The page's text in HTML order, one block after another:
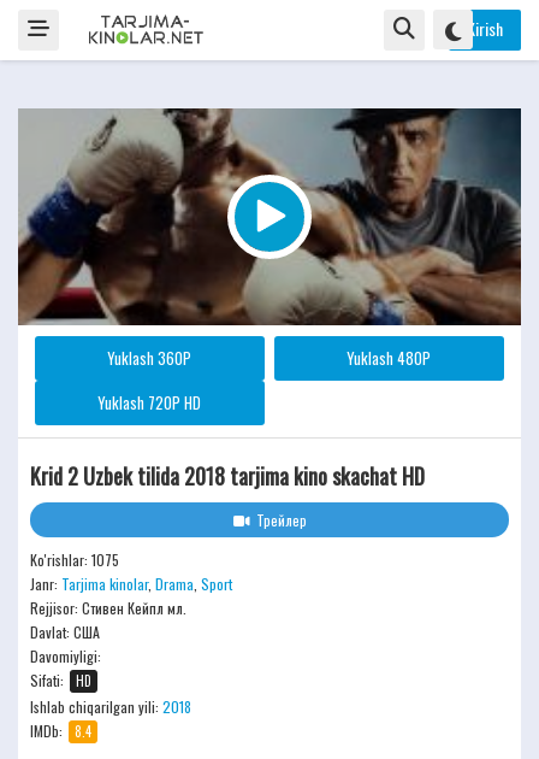
Kirish
Yuklash 360P
Yuklash 480P
Yuklash 720P HD
Krid 2 Uzbek tilida 2018 tarjima kino skachat HD
Трейлер
Ko'rishlar: 1075
Janr: Tarjima kinolar, Drama Sport
Rejjisor: Стивен Кейпл мл.
Davlat: США
Davomiyligi:
Sifati:
HD
Ishlab chiqarilgan yili: 2018
IMDb:
8.4